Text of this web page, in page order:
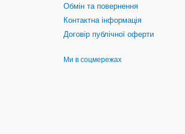
Обмін та повернення
Контактна інформація
Договір публічної оферти
Ми в соцмережах